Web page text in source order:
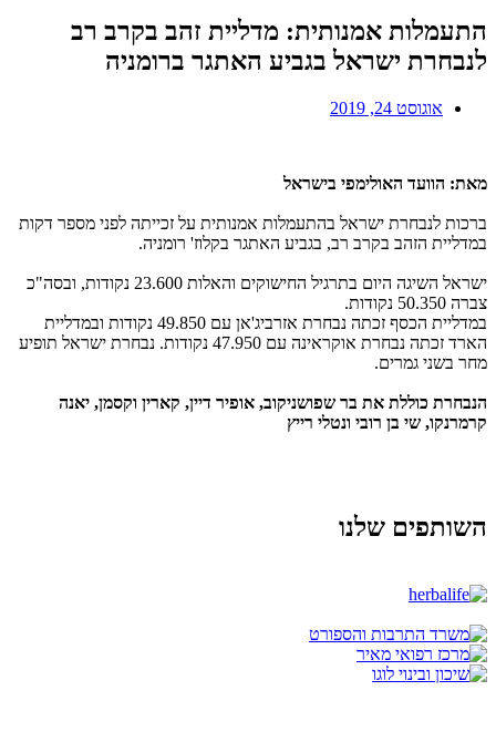
התעמלות אמנותית: מדליית זהב בקרב רב
לנבחרת ישראל בגביע האתגר ברומניה
אוגוסט 24, 2019
מאת: הוועד האולימפי בישראל
ברכות לנבחרת ישראל בהתעמלות אמנותית על זכייתה לפני מספר דקות
במדליית הזהב בקרב רב, בגביע האתגר בקלוז' רומניה.
ישראל השיגה היום בתרגיל החישוקים והאלות 23.600 נקודות, ובסה"כ
צברה 50.350 נקודות.
במדליית הכסף זכתה נבחרת אזרביג'אן עם 49.850 נקודות ובמדליית
הארד זכתה נבחרת אוקראינה עם 47.950 נקודות. נבחרת ישראל תופיע
מחר בשני גמרים.
הנבחרת כוללת את בר שפושניקוב, אופיר דיין, קארין וקסמן, יאנה
קרמרנקו, שי בן רובי ונטלי רייץ
השותפים שלנו